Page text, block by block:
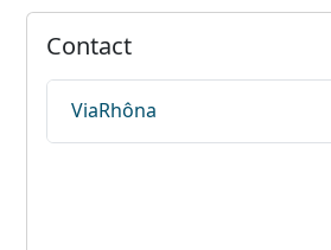
Contact
ViaRhôna